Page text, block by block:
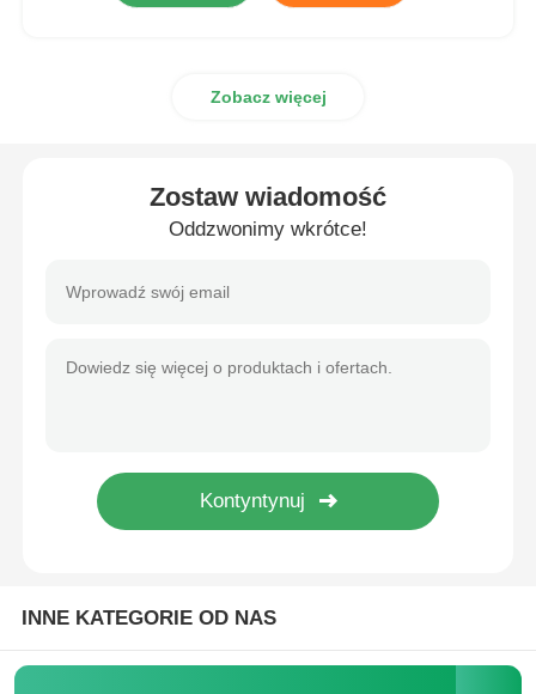
Zobacz więcej
Zostaw wiadomość
Oddzwonimy wkrótce!
INNE KATEGORIE OD NAS